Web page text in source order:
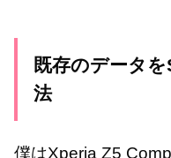
既存のデータ
法
僕はXperia Z5